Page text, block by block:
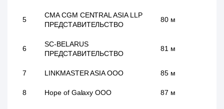
5
CMA CGM CENTRAL ASIA LLP
ПРЕДСТАВИТЕЛЬСТВО
80 м
6
SC-BELARUS
ПРЕДСТАВИТЕЛЬСТВО
81 м
7 LINKMASTER ASIA ООО 85 м
8 Hope of Galaxy ООО 87 м